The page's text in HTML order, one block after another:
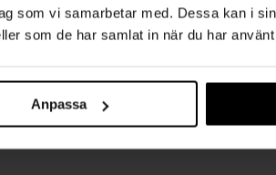
som vi samarbetar med. Dessa kan i
som de har samlat in när du har
Anpassa